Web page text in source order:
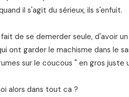
il s'agit du sérieux, ils s'enfuit.
de se demerder seule, d'avoir
ont garder le machisme dans le
sur le coucous " en gros juste
alors dans tout ca ?